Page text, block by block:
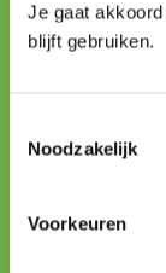
Je gaat
blijft gebruiken.
Noodzakelijk
Voorkeuren
E-mailadres
Uw vraag